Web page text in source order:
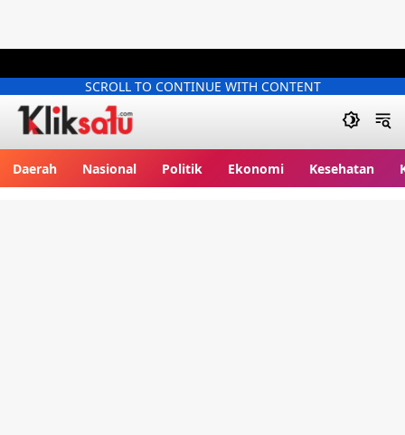
SCROLL TO CONTINUE WITH CONTENT
Daerah Nasional Politik Ekonomi Kesehatan